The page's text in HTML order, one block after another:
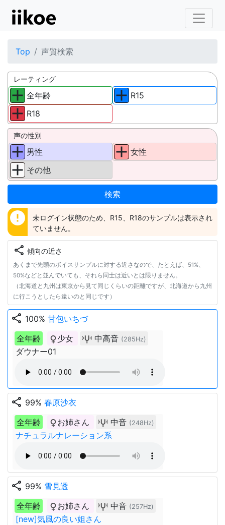
Top 声質検索
レーティング
全年齢
R18
R15
声の性別
男性
その他
女性
error
未ログイン状態のため、R15、R18のサンプルは表示され
ていません。
share 傾向の近さ
あくまで先頭のボイスサンプルに対する近さなので、たとえば、51%、
50%などと並んでいても、それら同士は近いとは限りません。
（北海道と九州は東京から見て同じくらいの距離ですが、北海道から九州
に行こうとしたら遠いのと同じです）
share 100% 甘包いちづ
全年齢
少女 中高音 (285Hz)
ダウナー01
share 99% 春原沙衣
全年齢
お姉さん 中音 (248Hz)
ナチュラルナレーション系
share 99% 雪見透
全年齢
お姉さん 中音 (257Hz)
[new]気風の良い姐さん